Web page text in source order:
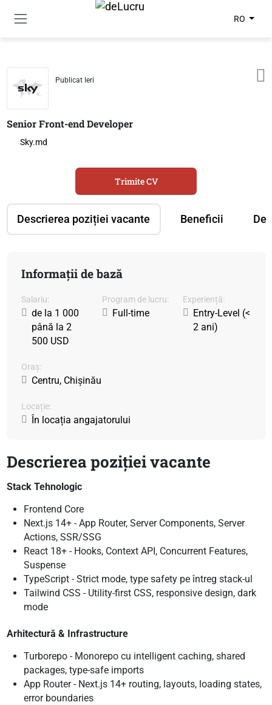
RO
Publicat Ieri
Senior Front​-​end Developer
Sky.md
Descrierea poziției vacante Beneficii
Trimite CV
Informații de bază
Salariu:
de la 1 000
până la 2
500 USD
Program de lucru:
Full-time
Experiență:
Entry-Level (<
2 ani)
Oraș:
Centru, Chișinău
Locație:
În locația angajatorului
Descrierea poziției vacante
Stack Tehnologic
Frontend Core
Next.js 14+ - App Router, Server Components, Server
Actions, SSR/SSG
React 18+ - Hooks, Context API, Concurrent Features,
Suspense
TypeScript - Strict mode, type safety pe întreg stack-ul
Tailwind CSS - Utility-first CSS, responsive design, dark
mode
Arhitectură & Infrastructure
Turborepo - Monorepo cu intelligent caching, shared
packages, type-safe imports
App Router - Next.js 14+ routing, layouts, loading states,
error boundaries